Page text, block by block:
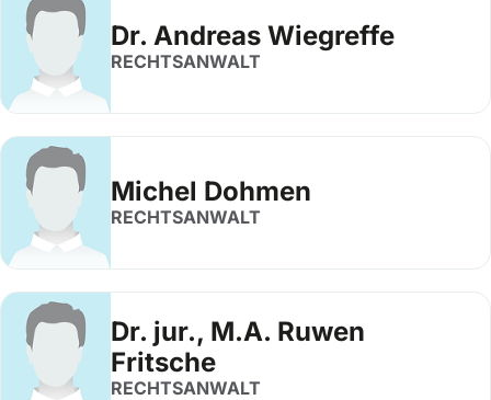
Dr. Andreas Wiegreffe
RECHTSANWALT
Michel Dohmen
RECHTSANWALT
Dr. jur., M.A. Ruwen
Fritsche
RECHTSANWALT